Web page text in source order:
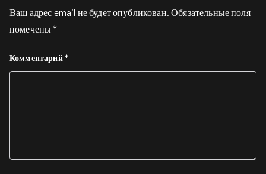
Ваш адрес email не будет опубликован. Обязательные поля
помечены*
Комментарий*